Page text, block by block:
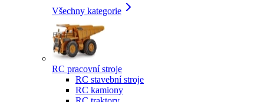
Všechny kategorie
RC pracovní stroje
RC stavební stroje
RC kamiony